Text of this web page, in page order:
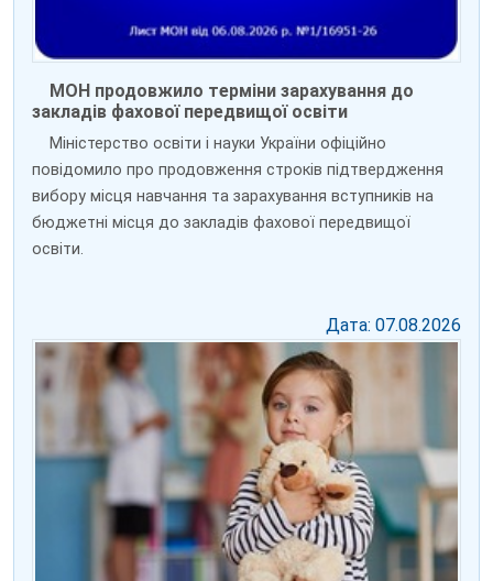
МОН продовжило терміни зарахування до
закладів фахової передвищої освіти
Міністерство освіти і науки України офіційно
повідомило про продовження строків підтвердження
вибору місця навчання та зарахування вступників на
бюджетні місця до закладів фахової передвищої
освіти.
Дата: 07.08.2026